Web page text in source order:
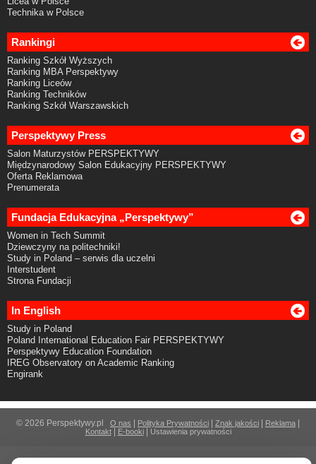
Technika w Polsce
Rankingi
Ranking Szkół Wyższych
Ranking MBA Perspektywy
Ranking Liceów
Ranking Techników
Ranking Szkół Warszawskich
Perspektywy Press
Salon Maturzystów PERSPEKTYWY
Międzynarodowy Salon Edukacyjny PERSPEKTYWY
Oferta Reklamowa
Prenumerata
Fundacja Edukacyjna „Perspektywy”
Women in Tech Summit
Dziewczyny na politechniki!
Study in Poland – serwis dla uczelni
Interstudent
Strona Fundacji
In English
Study in Poland
Poland International Education Fair PERSPEKTYWY
Perspektywy Education Foundation
IREG Observatory on Academic Ranking
Engirank
© 2026 Perspektywy.pl O nas Polityka Prywatności Znak jakości Reklama
Kontakt| E-booki| Ustawienia prywatności